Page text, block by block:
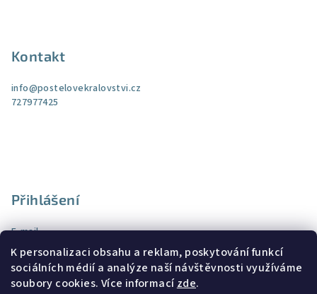
K personalizaci obsahu a reklam, poskytování funkcí
sociálních médií a analýze naší návštěvnosti využíváme
soubory cookies. Více informacízde.
Kontakt
info@postelovekralovstvi.cz
727977425
Přihlášení
E-mail
Heslo